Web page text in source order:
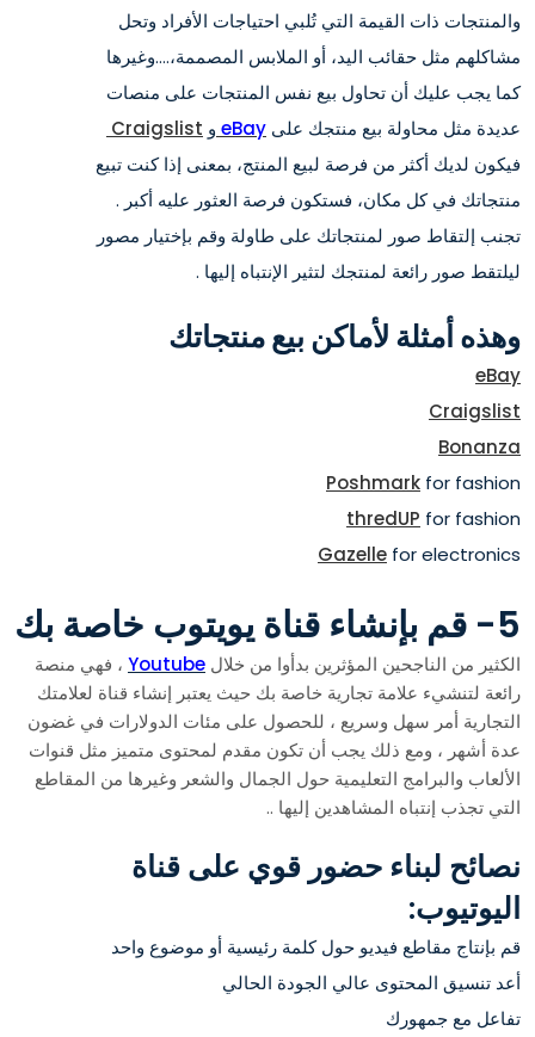
والمنتجات ذات القيمة التي تُلبي احتياجات الأفراد وتحل
مشاكلهم مثل حقائب اليد، أو الملابس المصممة،….وغيرها
كما يجب عليك أن تحاول بيع نفس المنتجات على منصات
عديدة مثل محاولة بيع منتجك على eBay و Craigslist
فيكون لديك أكثر من فرصة لبيع المنتج، بمعنى إذا كنت تبيع
منتجاتك في كل مكان، فستكون فرصة العثور عليه أكبر .
تجنب إلتقاط صور لمنتجاتك على طاولة وقم بإختيار مصور
ليلتقط صور رائعة لمنتجك لتثير الإنتباه إليها .
وهذه أمثلة لأماكن بيع منتجاتك
eBay
Craigslist
Bonanza
Poshmark for fashion
thredUP for fashion
Gazelle for electronics
5- قم بإنشاء قناة يويتوب خاصة بك
الكثير من الناجحين المؤثرين بدأوا من خلال Youtube ، فهي منصة
رائعة لتنشيء علامة تجارية خاصة بك حيث يعتبر إنشاء قناة لعلامتك
التجارية أمر سهل وسريع ، للحصول على مئات الدولارات في غضون
عدة أشهر ، ومع ذلك يجب أن تكون مقدم لمحتوى متميز مثل قنوات
الألعاب والبرامج التعليمية حول الجمال والشعر وغيرها من المقاطع
التي تجذب إنتباه المشاهدين إليها ..
نصائح لبناء حضور قوي على قناة
اليوتيوب:
قم بإنتاج مقاطع فيديو حول كلمة رئيسية أو موضوع واحد
أعد تنسيق المحتوى عالي الجودة الحالي
تفاعل مع جمهورك